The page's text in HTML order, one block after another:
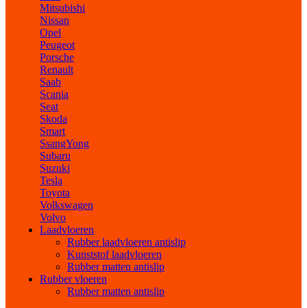
Mitsubishi
Nissan
Opel
Peugeot
Porsche
Renault
Saab
Scania
Seat
Skoda
Smart
SsangYong
Subaru
Suzuki
Tesla
Toyota
Volkswagen
Volvo
Laadvloeren
Rubber laadvloeren antislip
Kunststof laadvloeren
Rubber matten antislip
Rubber vloeren
Rubber matten antislip